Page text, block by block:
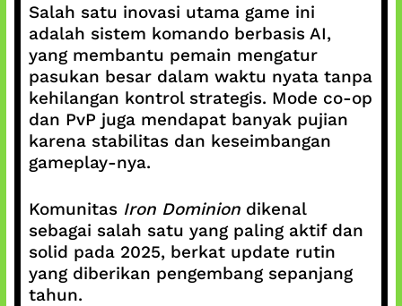
Salah satu inovasi utama game ini
adalah sistem komando berbasis AI,
yang membantu pemain mengatur
pasukan besar dalam waktu nyata tanpa
kehilangan kontrol strategis. Mode co-op
dan PvP juga mendapat banyak pujian
karena stabilitas dan keseimbangan
gameplay-nya.
Komunitas Iron Dominiondikenal
sebagai salah satu yang paling aktif dan
solid pada 2025, berkat update rutin
yang diberikan pengembang sepanjang
tahun.